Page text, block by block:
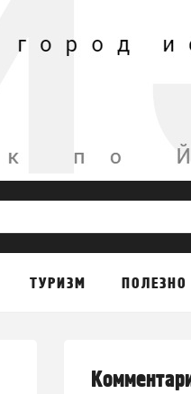
ТУРИЗМ ПОЛЕЗНО